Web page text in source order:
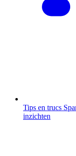
Tips en trucs
inzichten